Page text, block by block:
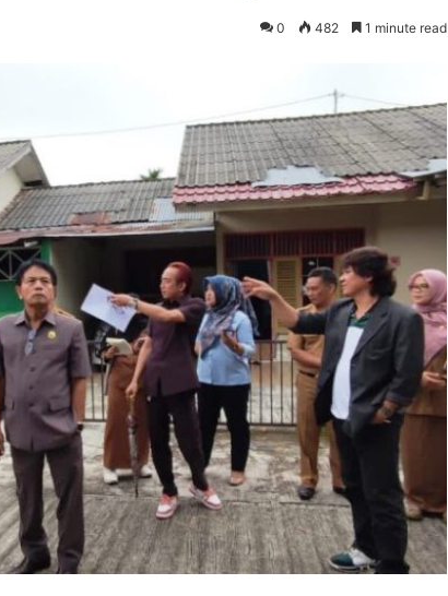
0 482 1 minute read